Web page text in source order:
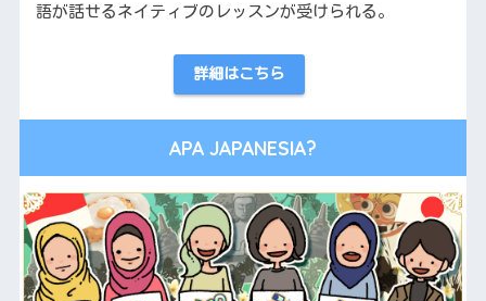
語が話せるネイティブのレッスンが受けられる。
詳細はこちら
APA JAPANESIA?